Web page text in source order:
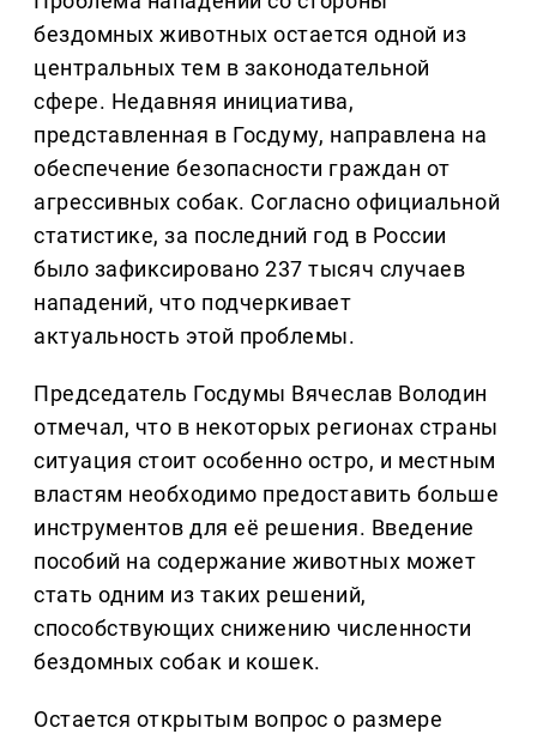
бездомных животных остается одной из
центральных тем в законодательной
сфере. Недавняя инициатива,
представленная в Госдуму, направлена на
обеспечение безопасности граждан от
агрессивных собак. Согласно официальной
статистике, за последний год в России
было зафиксировано 237 тысяч случаев
нападений, что подчеркивает
актуальность этой проблемы.
Председатель Госдумы Вячеслав Володин
отмечал, что в некоторых регионах страны
ситуация стоит особенно остро, и местным
властям необходимо предоставить больше
инструментов для её решения. Введение
пособий на содержание животных может
стать одним из таких решений,
способствующих снижению численности
бездомных собак и кошек.
Остается открытым вопрос о размере